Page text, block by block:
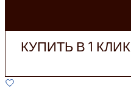
КУПИТЬ В 1 КЛИК